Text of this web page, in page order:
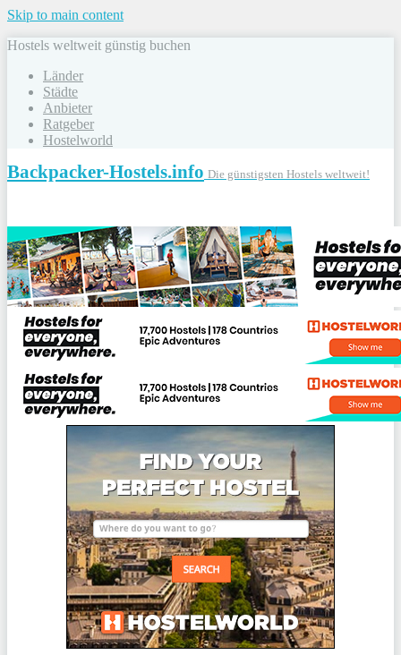
Skip to main content
Hostels weltweit günstig buchen
Länder
Städte
Anbieter
Ratgeber
Hostelworld
Backpacker-Hostels.info Die günstigsten Hostels weltweit!